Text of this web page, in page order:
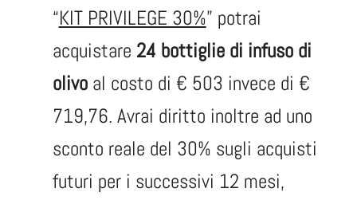
“KIT PRIVILEGE 30%” potrai
acquistare 24 bottiglie di infuso di
olivoal costo di € 503 invece di €
719,76. Avrai diritto inoltre ad uno
sconto reale del 30% sugli acquisti
futuri per i successivi 12 mesi,